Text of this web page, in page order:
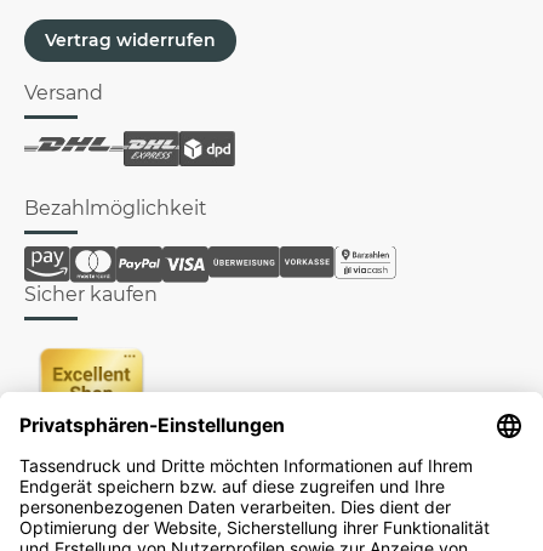
Vertrag widerrufen
Versand
Bezahlmöglichkeit
Sicher kaufen